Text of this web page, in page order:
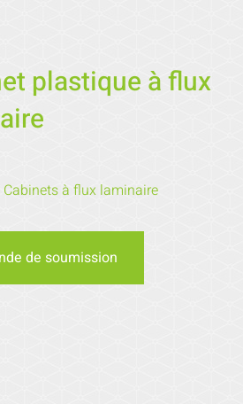
plastique à flux
Cabinets à flux laminaire
de soumission